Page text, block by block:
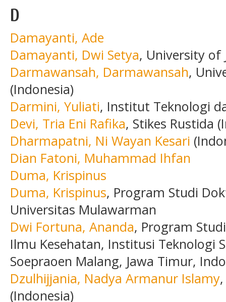
D
Damayanti, Ade
Damayanti, Dwi Setya, University of
Darmawansah, Darmawansah,
(Indonesia)
Darmini, Yuliati, Institut Teknologi
Devi, Tria Eni Rafika, Stikes Rustida
Dharmapatni, Ni Wayan Kesari
Dian Fatoni, Muhammad Ihfan
Duma, Krispinus
Duma, Krispinus, Program Studi
Universitas Mulawarman
Dwi Fortuna, Ananda, Program
Ilmu Kesehatan, Institusi Teknologi
Soepraoen Malang, Jawa Timur,
Dzulhijjania, Nadya Armanur Islamy
(Indonesia)